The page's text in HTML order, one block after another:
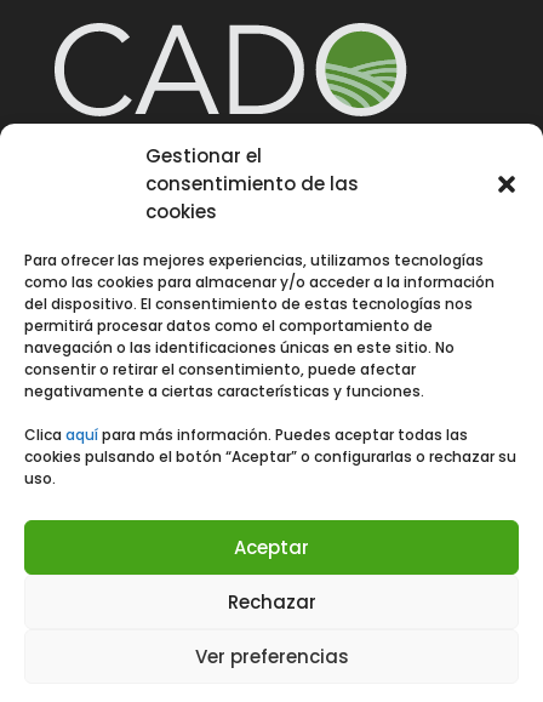
Gestionar el
consentimiento de las
cookies
Para ofrecer las mejores experiencias, utilizamos tecnologías
como las cookies para almacenar y/o acceder a la información
del dispositivo. El consentimiento de estas tecnologías nos
permitirá procesar datos como el comportamiento de
navegación o las identificaciones únicas en este sitio. No
consentir o retirar el consentimiento, puede afectar
negativamente a ciertas características y funciones.
Clica aquípara más información. Puedes aceptar todas las
cookies pulsando el botón “Aceptar” o configurarlas o rechazar su
uso.
Aceptar
Rechazar
Ver preferencias
Quiénes somos
Noticias
Contacto